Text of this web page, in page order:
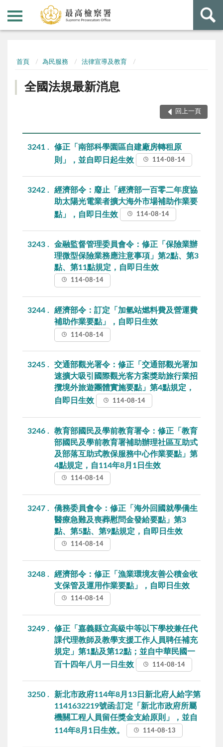
首頁 為民服務 法律宣導及教育
全國法規最新消息
回上一頁
3241
修正「南部科學園區自建廠房轉租原
則」，並自即日起生效
114-08-14
3242
經濟部令：廢止「經濟部一百零二年度協
助太陽光電業者擴大海外市場補助作業要
點」，自即日生效
114-08-14
3243
金融監督管理委員會令：修正「保險業辦
理微型保險業務應注意事項」第2點、第3
點、第11點規定，自即日生效
114-08-14
3244
經濟部令：訂定「加氫站燃料費及營運費
補助作業要點」，自即日生效
114-08-14
3245
交通部觀光署令：修正「交通部觀光署加
速擴大吸引國際觀光客方案獎助旅行業招
攬境外旅遊團體實施要點」第4點規定，
自即日生效
114-08-14
3246
教育部國民及學前教育署令：修正「教育
部國民及學前教育署補助辦理社區互助式
及部落互助式教保服務中心作業要點」第
4點規定，自114年8月1日生效
114-08-14
3247
僑務委員會令：修正「海外回國就學僑生
醫療急難及喪葬慰問金發給要點」第3
點、第5點、第9點規定，自即日生效
114-08-14
3248
經濟部令：修正「漁業環境友善公積金收
支保管及運用作業要點」，自即日生效
114-08-14
3249
修正「嘉義縣立高級中等以下學校兼任代
課代理教師及教學支援工作人員聘任補充
規定」第1點及第12點；並自中華民國一
百十四年八月一日生效
114-08-14
3250
新北市政府114年8月13日新北府人給字第
1141632219號函:訂定「新北市政府所屬
機關工程人員留任獎金支給原則」，並自
114年8月1日生效。
114-08-13